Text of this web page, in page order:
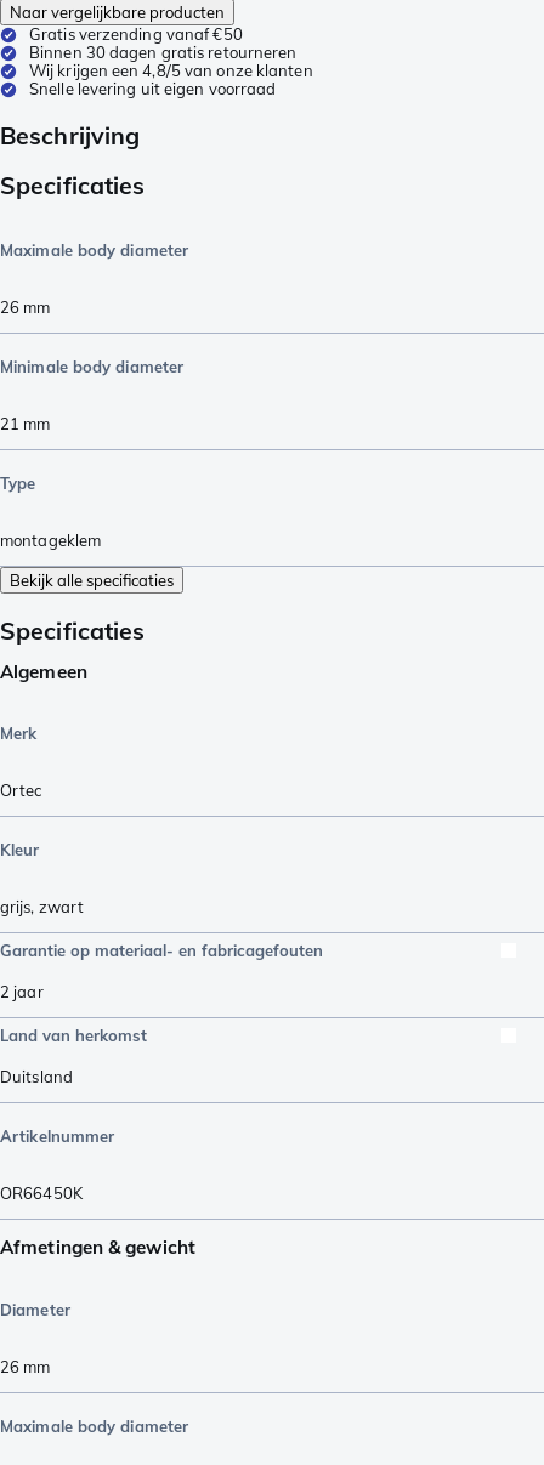
Naar vergelijkbare producten
Gratis verzending vanaf €50
Binnen 30 dagen gratis retourneren
Wij krijgen een 4,8/5 van onze klanten
Snelle levering uit eigen voorraad
Beschrijving
Specificaties
Maximale body diameter
26 mm
Minimale body diameter
21 mm
Type
montageklem
Bekijk alle specificaties
Specificaties
Algemeen
Merk
Ortec
Kleur
grijs, zwart
Garantie op materiaal- en fabricagefouten
2 jaar
Land van herkomst
Duitsland
Artikelnummer
OR66450K
Afmetingen & gewicht
Diameter
26 mm
Maximale body diameter